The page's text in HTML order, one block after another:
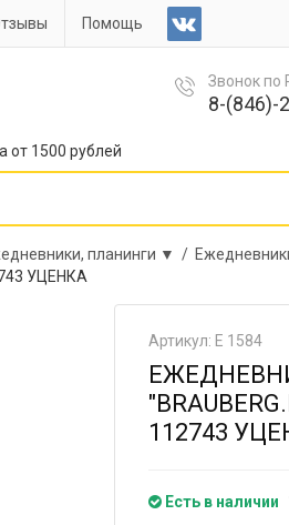
Помощь
от 1500 рублей
Звонок по
8-(846)-
планинги ▼ /
УЦЕНКА
Артикул: Е 1584
112743
Есть в наличии